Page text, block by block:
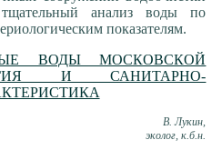
тщательный анализ воды по
показателям.
ВОДЫ МОСКОВСКОЙ
И САНИТАРНО-
В. Лукин,
эколог, к.б.н.